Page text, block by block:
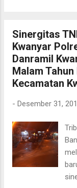
Sinergitas
Kwanyar
Danramil
Malam
Kecamatan
- Desember 31,